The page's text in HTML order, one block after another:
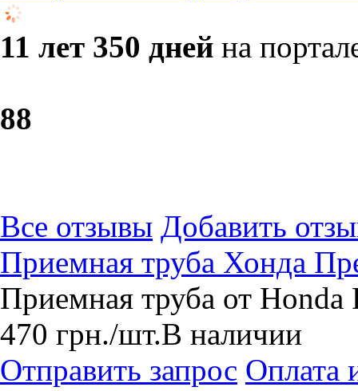
11 лет 350 дней на
88
Все отзывы Добавить
Приемная труба Хонда
Приемная труба от Honda
470 грн./шт.В наличии
Отправить запрос Оплата